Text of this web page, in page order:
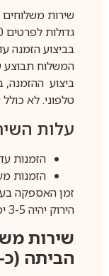
שירות
גדולות לפרטים 1-700-50-70-60).
המשלוח תבוצע
טלפוני. לא
עלות
הזמנות עד 399 ש״ח עלות 20
הזמנות מעל 400 ש"ח :
זמן האספקה
הירוק יהיה 3-5 ימי עסקים.
שירות
הביתה (כ-5 ימי עסקים)